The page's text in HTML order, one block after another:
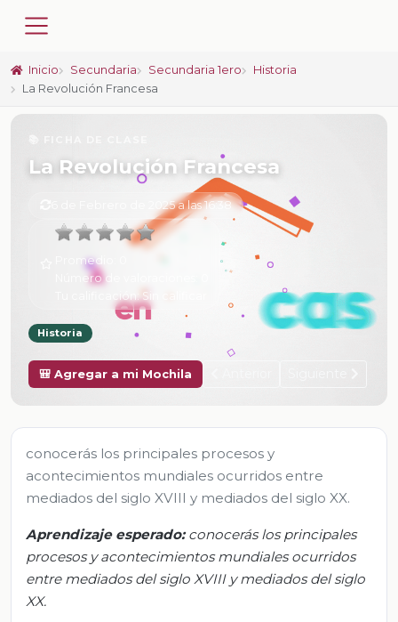
Inicio Secundaria Secundaria 1ero
Historia
La Revolución Francesa
La Revolución Francesa
6 de Febrero de 2025 a las 16:38
Promedio:
Número de valoraciones:
Tu calificación: Sin calificar
Historia
🎒 Agregar a mi Mochila
conocerás los principales procesos y
acontecimientos mundiales ocurridos entre
mediados del siglo XVIII y mediados del siglo XX.
Aprendizaje esperado:conocerás los principales
procesos y acontecimientos mundiales ocurridos
entre mediados del siglo XVIII y mediados del siglo
XX.